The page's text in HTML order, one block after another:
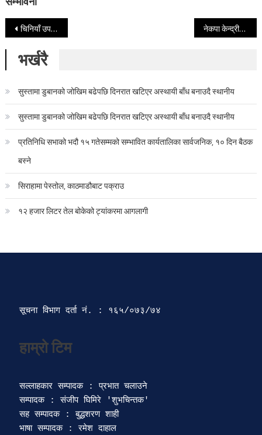
Post navigation
चिनियाँ उपभोक्ताले ६८ सेकेन्डमै १ अर्ब डलरको सामान खरिद गरे नेकपा केन्द्रीय निकायका साङ्गठानिक विभाग गठन
भर्खरै
सुस्तामा डुबानको जोखिम बढेपछि दिनरात खटिएर अस्थायी बाँध बनाउदै स्थानीय
सुस्तामा डुबानको जोखिम बढेपछि दिनरात खटिएर अस्थायी बाँध बनाउदै स्थानीय
प्रतिनिधि सभाको भदौ १५ गतेसम्मको सम्भावित कार्यतालिका सार्वजनिक, १० दिन बैठक
बस्ने
सिराहामा पेस्तोल, काठमाडौबाट पक्राउ
१२ हजार लिटर तेल बोकेको ट्यांकरमा आगलागी
सूचना विभाग दर्ता‍ नं. : १६५/०७३/७४
हाम्रो टिम
सल्लाहकार सम्पादक : प्रभात चलाउने
सम्पादक : संजीप घिमिरे 'शुभचिन्तक'
सह सम्पादक : बुद्धशरण शाही
भाषा सम्पादक : रमेश दाहाल